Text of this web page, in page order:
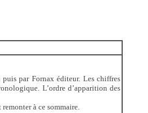
par Fornax éditeur. Les chiffres
L’ordre d’apparition des
à ce sommaire.